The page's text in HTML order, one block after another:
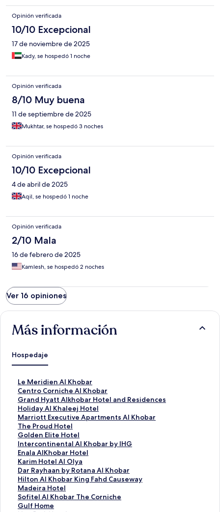
Opinión verificada
10/10 Excepcional
17 de noviembre de 2025
Kady, se hospedó 1 noche
Opinión verificada
8/10 Muy buena
11 de septiembre de 2025
Mukhtar, se hospedó 3 noches
Opinión verificada
10/10 Excepcional
4 de abril de 2025
Aqil, se hospedó 1 noche
Opinión verificada
2/10 Mala
16 de febrero de 2025
Kamlesh, se hospedó 2 noches
Ver 16 opiniones
Más información
Hospedaje
Le Meridien Al Khobar
E
n
l
a
c
e
p
a
r
a
a
b
r
i
r
Centro Corniche Al Khobar
E
n
l
a
c
e
p
a
r
a
a
b
r
i
Grand Hyatt Alkhobar Hotel and Residences
E
n
l
a
c
e
p
a
r
a
a
b
r
Holiday Al Khaleej Hotel
E
n
l
a
c
e
p
a
r
a
a
b
Marriott Executive Apartments Al Khobar
E
n
l
a
c
e
p
a
r
a
a
The Proud Hotel
E
n
l
a
c
e
p
a
r
a
Golden Elite Hotel
E
n
l
a
c
e
p
a
r
Intercontinental Al Khobar by IHG
E
n
l
a
c
e
p
a
Enala AlKhobar Hotel
E
n
l
a
c
e
p
Karim Hotel Al Olya
E
n
l
a
c
e
Dar Rayhaan by Rotana Al Khobar
E
n
l
a
c
Hilton Al Khobar King Fahd Causeway
E
n
l
a
Madeira Hotel
E
n
l
Sofitel Al Khobar The Corniche
E
n
Gulf Home
E